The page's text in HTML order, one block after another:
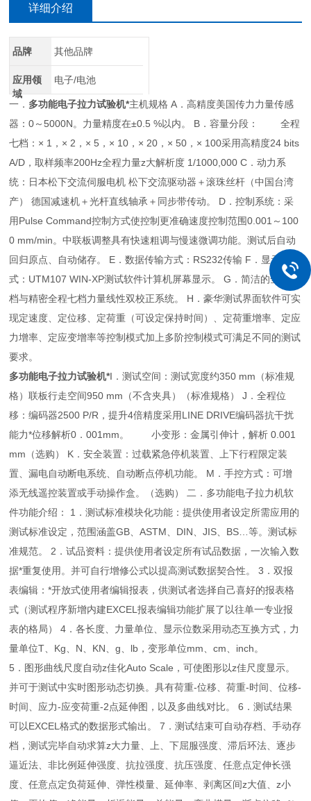
详细介绍
品牌 其他品牌
应用领
域
电子/电池
一． 多功能电子拉力试验机*主机规格 A．高精度美国传力力量传感
器：0～5000N。力量精度在±0.5 %以内。 B．容量分段： 全程
七档：× 1，× 2，× 5，× 10，× 20，× 50，× 100采用高精度24 bits
A/D，取样频率200Hz全程力量z大解析度 1/1000,000 C．动力系
统：日本松下交流伺服电机 松下交流驱动器＋滚珠丝杆（中国台湾
产） 德国减速机＋光杆直线轴承＋同步带传动。 D．控制系统：采
用Pulse Command控制方式使控制更准确速度控制范围0.001～100
0 mm/min。中联板调整具有快速粗调与慢速微调功能。测试后自动
回归原点、自动储存。 E．数据传输方式：RS232传输 F．显示方
式：UTM107 WIN-XP测试软件计算机屏幕显示。 G．简洁的全程一
档与精密全程七档力量线性双校正系统。 H．豪华测试界面软件可实
现定速度、定位移、定荷重（可设定保持时间）、定荷重增率、定应
力增率、定应变增率等控制模式加上多阶控制模式可满足不同的测试
要求。
多功能电子拉力试验机*I．测试空间：测试宽度约350 mm（标准规
格）联板行走空间950 mm（不含夹具）（标准规格） J．全程位
移：编码器2500 P/R，提升4倍精度采用LINE DRIVE编码器抗干扰
能力*位移解析0．001mm。 小变形：金属引伸计，解析 0.001
mm（选购） K．安全装置：过载紧急停机装置、上下行程限定装
置、漏电自动断电系统、自动断点停机功能。 M．手控方式：可增
添无线遥控装置或手动操作盒。（选购） 二．多功能电子拉力机软
件功能介绍： 1．测试标准模块化功能：提供使用者设定所需应用的
测试标准设定，范围涵盖GB、ASTM、DIN、JIS、BS…等。测试标
准规范。 2．试品资料：提供使用者设定所有试品数据，一次输入数
据*重复使用。并可自行增修公式以提高测试数据契合性。 3．双报
表编辑：*开放式使用者编辑报表，供测试者选择自己喜好的报表格
式（测试程序新增内建EXCEL报表编辑功能扩展了以往单一专业报
表的格局） 4．各长度、力量单位、显示位数采用动态互换方式，力
量单位T、Kg、N、KN、g、lb，变形单位mm、cm、inch。
5．图形曲线尺度自动z佳化Auto Scale，可使图形以z佳尺度显示。
并可于测试中实时图形动态切换。具有荷重-位移、荷重-时间、位移-
时间、应力-应变荷重-2点延伸图，以及多曲线对比。 6．测试结果
可以EXCEL格式的数据形式输出。 7．测试结束可自动存档、手动存
档，测试完毕自动求算z大力量、上、下屈服强度、滞后环法、逐步
逼近法、非比例延伸强度、抗拉强度、抗压强度、任意点定伸长强
度、任意点定负荷延伸、弹性模量、延伸率、剥离区间z大值、z小